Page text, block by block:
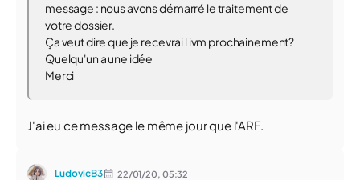
message : nous avons démarré le traitement de
votre dossier.
Ça veut dire que je recevrai l ivm prochainement?
Quelqu'un a une idée
Merci
J'ai eu ce message le même jour que l'ARF.
LudovicB3 22/01/20, 05:32